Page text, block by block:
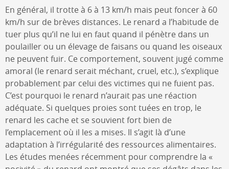
En général, il trotte à 6 à 13 km/h mais peut foncer à 60
km/h sur de brèves distances. Le renard a l’habitude de
tuer plus qu’il ne lui en faut quand il pénètre dans un
poulailler ou un élevage de faisans ou quand les oiseaux
ne peuvent fuir. Ce comportement, souvent jugé comme
amoral (le renard serait méchant, cruel, etc.), s’explique
probablement par celui des victimes qui ne fuient pas.
C’est pourquoi le renard n’aurait pas une réaction
adéquate. Si quelques proies sont tuées en trop, le
renard les cache et se souvient fort bien de
l’emplacement où il les a mises. Il s’agit là d’une
adaptation à l’irrégularité des ressources alimentaires.
Les études menées récemment pour comprendre la «